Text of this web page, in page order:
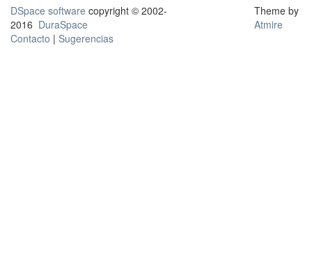
DSpace software copyright © 2002-
2016 DuraSpace
Contacto | Sugerencias
Theme by
Atmire